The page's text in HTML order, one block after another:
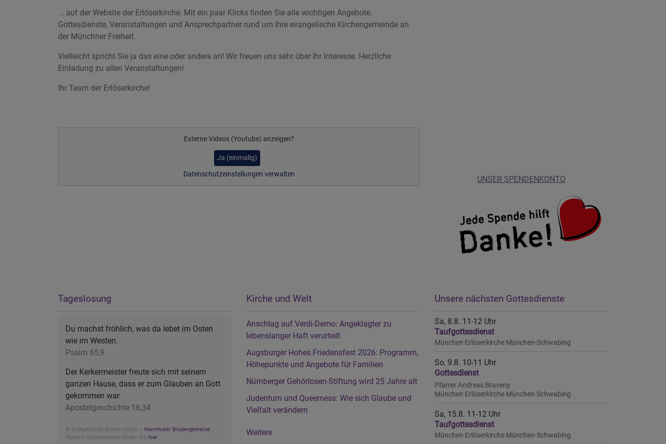
... auf der Website der Erlöserkirche. Mit ein paar Klicks finden Sie alle wichtigen Angebote,
Gottesdienste, Veranstaltungen und Ansprechpartner rund um Ihre evangelische Kirchengemeinde an
der Münchner Freiheit.
Vielleicht spricht Sie ja das eine oder andere an! Wir freuen uns sehr über Ihr Interesse. Herzliche
Einladung zu allen Veranstaltungen!
Ihr Team der Erlöserkirche!
Externe Videos (Youtube) anzeigen?
Ja (einmalig)
Datenschutzeinstellungen verwalten
UNSER SPENDENKONTO
Tageslosung
Du machst fröhlich, was da lebet im Osten
wie im Westen.
Psalm 65,9
Der Kerkermeister freute sich mit seinem
ganzen Hause, dass er zum Glauben an Gott
gekommen war.
Apostelgeschichte 16,34
© Evangelische Brüder-Unität – Herrnhuter Brüdergemeine
Weitere Informationen finden Sie hier .
Kirche und Welt
Anschlag auf Verdi-Demo: Angeklagter zu
lebenslanger Haft verurteilt
Augsburger Hohes Friedensfest 2026: Programm,
Höhepunkte und Angebote für Familien
Nürnberger Gehörlosen-Stiftung wird 25 Jahre alt
Judentum und Queerness: Wie sich Glaube und
Vielfalt verändern
Weitere
Unsere nächsten Gottesdienste
Sa, 8.8. 11-12 Uhr
Taufgottesdienst
München Erlöserkirche München-Schwabing
So, 9.8. 10-11 Uhr
Gottesdienst
Pfarrer Andreas Braveny
München Erlöserkirche München-Schwabing
Sa, 15.8. 11-12 Uhr
Taufgottesdienst
München Erlöserkirche München-Schwabing